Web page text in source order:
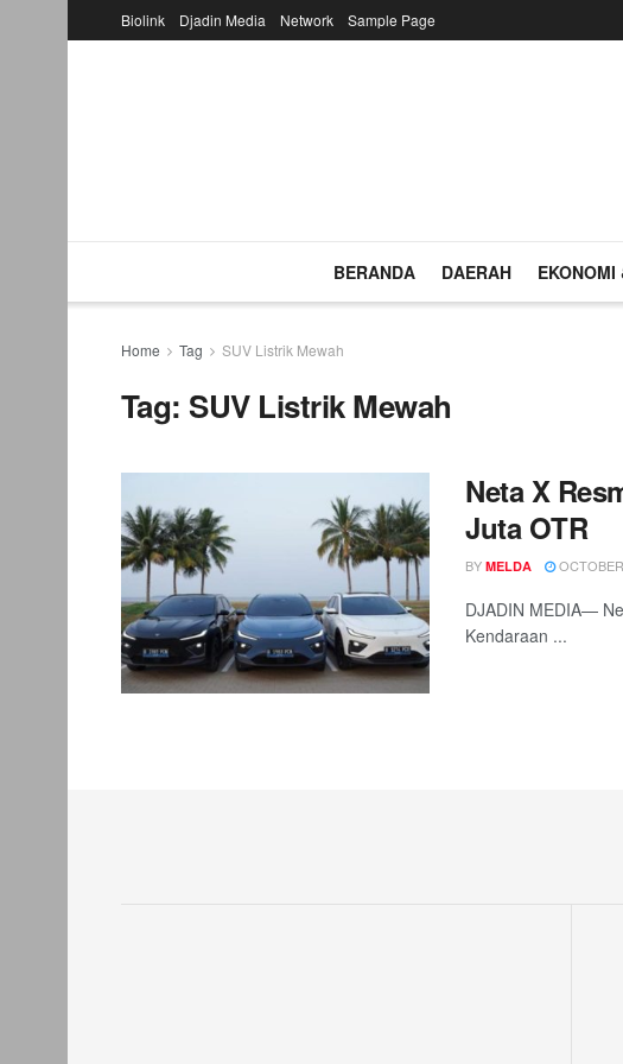
Biolink Djadin Media Network Sample Page
BERANDA DAERAH EKONOMI
Home Tag SUV Listrik Mewah
Tag: SUV Listrik Mewah
Neta X
Juta OTR
BY MELDA
DJADIN MEDIA—
Kendaraan ...